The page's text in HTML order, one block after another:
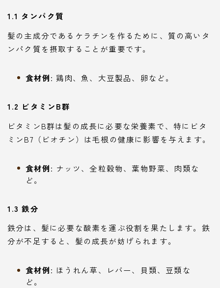
1.1 タンパク質
髪の主成分であるケラチンを作るために、質の高いタ
ンパク質を摂取することが重要です。
食材例: 鶏肉、魚、大豆製品、卵など。
1.2 ビタミンB群
ビタミンB群は髪の成長に必要な栄養素で、特にビタ
ミンB7（ビオチン）は毛根の健康に影響を与えます。
食材例: ナッツ、全粒穀物、葉物野菜、肉類な
ど。
1.3 鉄分
鉄分は、髪に必要な酸素を運ぶ役割を果たします。鉄
分が不足すると、髪の成長が妨げられます。
食材例: ほうれん草、レバー、貝類、豆類な
ど。